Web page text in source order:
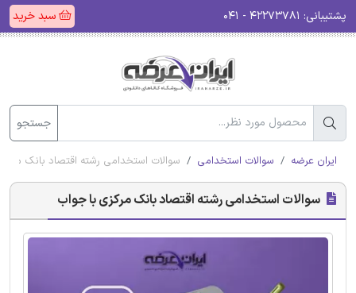
پشتیبانی: سبد خرید
جستجو
ایران عرضه سوالات استخدامی سوالات استخدامی رشته اقتصاد بانک
سوالات استخدامی رشته اقتصاد بانک مرکزی با جواب